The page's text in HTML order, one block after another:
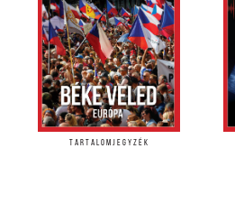
TARTALOMJEGYZÉK